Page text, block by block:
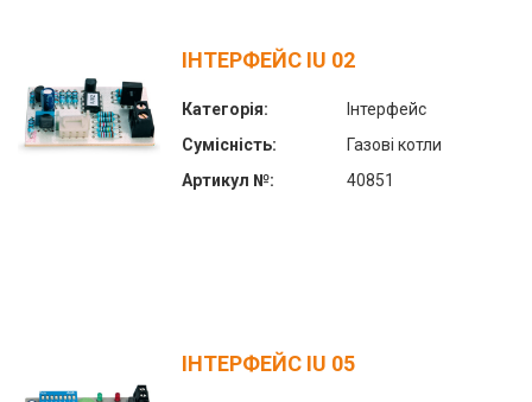
ІНТЕРФЕЙС IU 02
Категорія:
Інтерфейс
Сумісність:
Газові котли
Артикул №:
40851
ІНТЕРФЕЙС IU 05